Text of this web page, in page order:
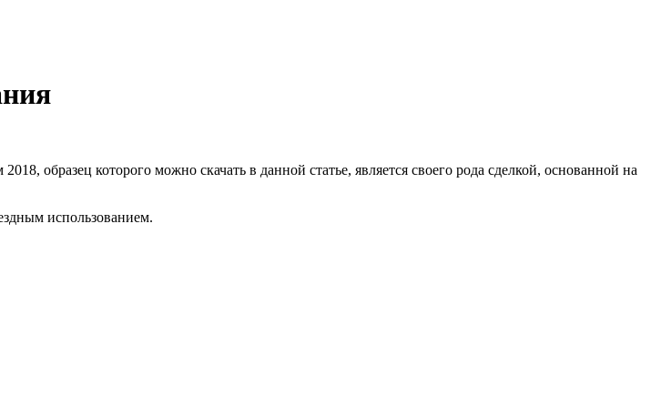
образец которого можно скачать в данной статье, является своего рода сделкой, основанной на
использованием.